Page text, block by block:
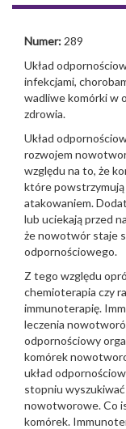
Numer: 289
Układ
infekcjami,
wadliwe komórki w
zdrowia.
Układ
rozwojem
względu na to, że
które powstrzymują
atakowaniem.
lub uciekają przed
że nowotwór staje
odpornościowego.
Z tego względu
chemioterapia czy
immunoterapię.
leczenia
odpornościowy
komórek
układ
stopniu
nowotworowe. Co
komórek.